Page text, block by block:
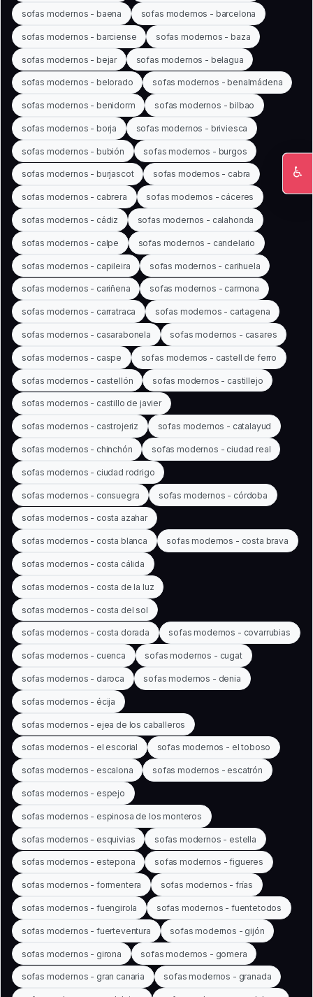
sofas modernos - baena sofas modernos - barcelona
sofas modernos - barciense sofas modernos - baza
sofas modernos - bejar sofas modernos - belagua
sofas modernos - belorado sofas modernos - benalmádena
sofas modernos - benidorm sofas modernos - bilbao
sofas modernos - borja sofas modernos - briviesca
sofas modernos - bubión sofas modernos - burgos
sofas modernos - burjascot sofas modernos - cabra
sofas modernos - cabrera sofas modernos - cáceres
sofas modernos - cádiz sofas modernos - calahonda
sofas modernos - calpe sofas modernos - candelario
sofas modernos - capileira sofas modernos - carihuela
sofas modernos - cariñena sofas modernos - carmona
sofas modernos - carratraca sofas modernos - cartagena
sofas modernos - casarabonela sofas modernos - casares
sofas modernos - caspe sofas modernos - castell de ferro
sofas modernos - castellón sofas modernos - castillejo
sofas modernos - castillo de javier
sofas modernos - castrojeriz sofas modernos - catalayud
sofas modernos - chinchón sofas modernos - ciudad real
sofas modernos - ciudad rodrigo
sofas modernos - consuegra sofas modernos - córdoba
sofas modernos - costa azahar
sofas modernos - costa blanca sofas modernos - costa brava
sofas modernos - costa cálida
sofas modernos - costa de la luz
sofas modernos - costa del sol
sofas modernos - costa dorada sofas modernos - covarrubias
sofas modernos - cuenca sofas modernos - cugat
sofas modernos - daroca sofas modernos - denia
sofas modernos - écija
sofas modernos - ejea de los caballeros
sofas modernos - el escorial sofas modernos - el toboso
sofas modernos - escalona sofas modernos - escatrón
sofas modernos - espejo
sofas modernos - espinosa de los monteros
sofas modernos - esquivias sofas modernos - estella
sofas modernos - estepona sofas modernos - figueres
sofas modernos - formentera sofas modernos - frías
sofas modernos - fuengirola sofas modernos - fuentetodos
sofas modernos - fuerteventura sofas modernos - gijón
sofas modernos - girona sofas modernos - gomera
sofas modernos - gran canaria sofas modernos - granada
♿